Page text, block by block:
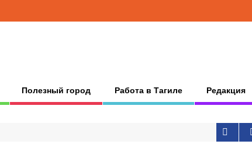
Полезный город Работа в Тагиле Редакция